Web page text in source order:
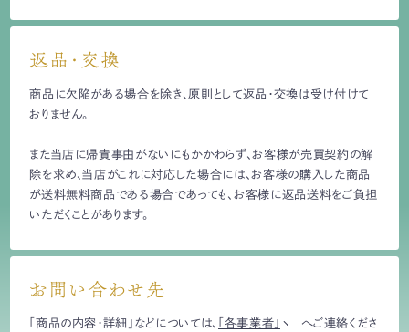
返品・交換
商品に欠陥がある場合を除き、原則として返品・交換は受け付けて
おりません。
また当店に帰責事由がないにもかかわらず、お客様が売買契約の解
除を求め、当店がこれに対応した場合には、お客様の購入した商品
が送料無料商品である場合であっても、お客様に返品送料をご負担
いただくことがあります。
お問い合わせ先
「商品の内容・詳細」などについては、 「各事業者」
へご連絡くださ